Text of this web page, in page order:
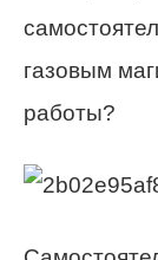
газовым
работы?